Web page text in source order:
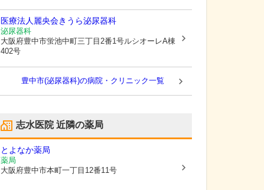
医療法人麗央会きうら泌尿器科
泌尿器科
大阪府豊中市蛍池中町三丁目2番1号ルシオーレA棟
402号
豊中市(泌尿器科)の病院・クリニック一覧
志水医院近隣の薬局
とよなか薬局
薬局
大阪府豊中市本町一丁目12番11号